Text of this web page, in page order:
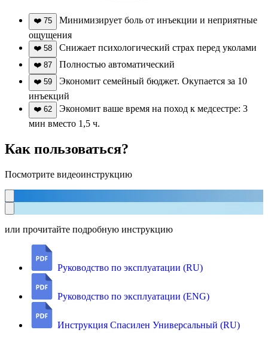
❤️ 75
Минимизирует боль от инъекции и неприятные
ощущения
❤️ 58 Снижает психологический страх перед уколами
❤️ 87 Полностью автоматический
❤️ 59
Экономит семейный бюджет. Окупается за 10
инъекций
❤️ 62
Экономит ваше время на поход к медсестре: 3
мин вместо 1,5 ч.
Как пользоваться?
Посмотрите видеоинструкцию
или прочитайте подробную инструкцию
Руководство по эксплуатации (RU)
Руководство по эксплуатации (ENG)
Инструкция Спасилен Универсальный (RU)